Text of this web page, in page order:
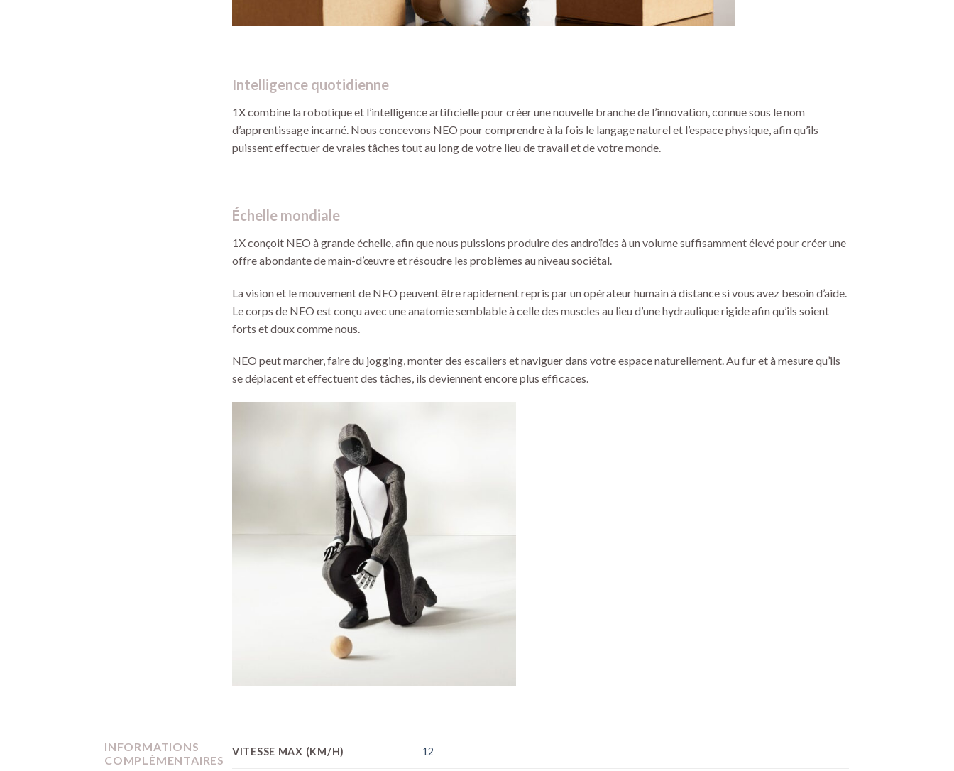
Intelligence quotidienne
1X combine la robotique et l’intelligence artificielle pour créer une nouvelle branche de l’innovation, connue sous le nom
d’apprentissage incarné. Nous concevons NEO pour comprendre à la fois le langage naturel et l’espace physique, afin qu’ils
puissent effectuer de vraies tâches tout au long de votre lieu de travail et de votre monde.
Échelle mondiale
1X conçoit NEO à grande échelle, afin que nous puissions produire des androïdes à un volume suffisamment élevé pour créer une
offre abondante de main-d’œuvre et résoudre les problèmes au niveau sociétal.
La vision et le mouvement de NEO peuvent être rapidement repris par un opérateur humain à distance si vous avez besoin d’aide.
Le corps de NEO est conçu avec une anatomie semblable à celle des muscles au lieu d’une hydraulique rigide afin qu’ils soient
forts et doux comme nous.
NEO peut marcher, faire du jogging, monter des escaliers et naviguer dans votre espace naturellement. Au fur et à mesure qu’ils
se déplacent et effectuent des tâches, ils deviennent encore plus efficaces.
INFORMATIONS
COMPLÉMENTAIRES
VITESSE MAX (KM/H) 12